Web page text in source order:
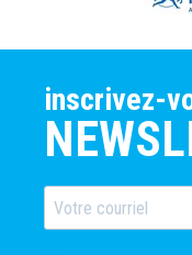
inscrivez-